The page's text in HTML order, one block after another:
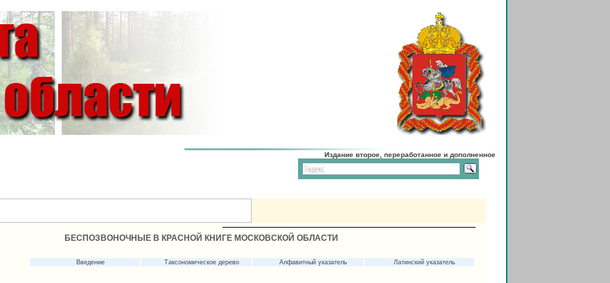
Издание второе, переработанное и дополненное
БЕСПОЗВОНОЧНЫЕ В КРАСНОЙ КНИГЕ МОСКОВСКОЙ ОБЛАСТИ
Введение Таксономическое дерево Алфавитный указатель Латинский указатель